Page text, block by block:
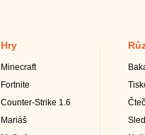
Hry
Minecraft
Fortnite
Counter-Strike 1.6
Mariáš